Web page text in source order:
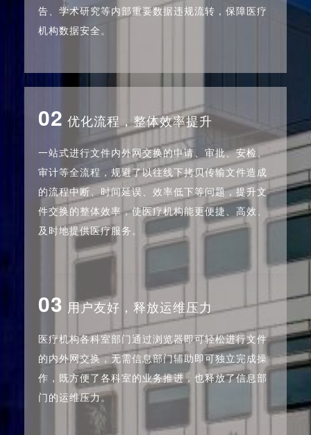
告、学术研究等内部重要数据违规流转，保障医疗
机构数据安全。
02 优化流程，整体效率提升
一站式进行文件内外网交换的申请、审批、安检、
审计等全流程，规避了以往线下拷贝传输文件造成
的流程中断、时间延误、效率低下等问题，提升文
件交换的整体效率，使医疗机构能更便捷、高效、
及时地提供医疗服务。
03 用户友好，释放运维压力
医疗机构各科室部门通过浏览器即可轻松进行文件
的内外网交换，无需信息部门辅助即可独立完成操
作，既方便了各科室的业务推进，也释放了信息部
门的运维压力。